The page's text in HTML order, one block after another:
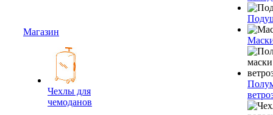
Магазин
Чехлы для
чемоданов